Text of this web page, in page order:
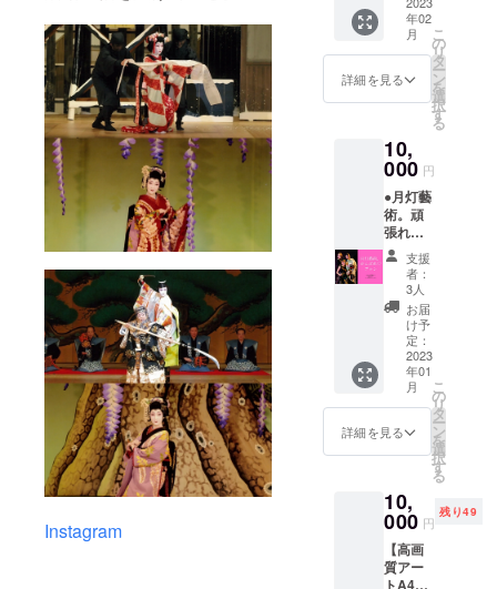
Instagram
いたし
ます！
※掲載中
はサン
プルで
レーム
は付い
ていま
せんの
でご注
意くだ
さい。
※返品交
換はで
きませ
んので
ご了承
くださ
い。 ※
受信拒
否設定
がされ
ていな
いメー
レスを
ご記入
くださ
い。 (送
料込み)
メッ
セージ
をお書
す！ ※
直筆サ
月灯藝
術。オ
リジナ
ルシー
ル2種類
（直径
５cmの
丸い
シー
ル、カ
ラフル
アート
にロゴ
入り１
種、和
アート
にロゴ
印刷）
※動画の
URLを
メール
にてお
です！
【平井
美玖か
らの手
書き
トカー
ド＆
シール
セッ
ト】 ●
オリジ
ナルポ
スト
カード1
枚(カラ
フル
アート)
平井美
玖があ
なたへ
セージ
をお書
直筆サ
イン入
り！ ●
月灯藝
術。オ
動画＋
ポイン
トを分
かりや
すく解
者、大
会の選
手権を
目指す
方、技
の精度
を上げ
たい、
上達さ
せたい
方必見
です！
【平井
美玖か
らの手
書き
メッ
ド＆
シール
セッ
ト】 ●
オリジ
セッ
ト】 ●
解説付
き着付
け動画
一から
の仕方
を説明
いたし
ます！
●着物を
より美
しく見
せるた
めの立
ち居振
る舞い
のコ
ツ、立
ち姿・
歩き方
などを
分かり
約20分
間 夏の
花火大
会など
に着て
年02
月
詳細を見る
こ
の
リ
タ
ー
ン
を
選
択
す
る
10,
000 円
●月灯藝
術。頑
張れプ
ラン♡
ただた
だ月灯
藝術。
を応援
したい
方向け
です！
・お礼
のメー
ル ・本
番当日
撮影さ
人の集
合写真
・待ち
受けに
使える
支援
者：
3人
お届
け予
定：
2023
年01
月
詳細を見る
こ
の
リ
タ
ー
ン
を
選
択
す
る
10,
000 円
残り49
【高画
質アー
トA4